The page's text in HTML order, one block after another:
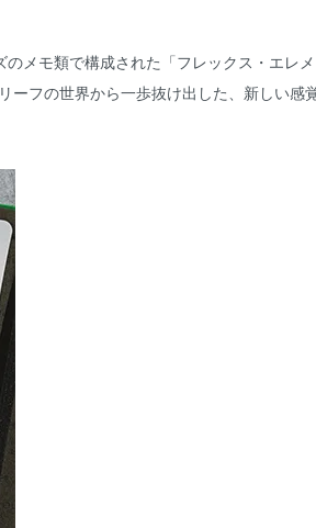
メモ類で構成された「フレックス・エレメ
フの世界から一歩抜け出した、新しい感